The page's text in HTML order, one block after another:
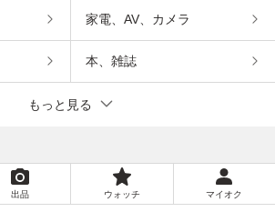
家電、AV、カメラ
本、雑誌
もっと見る
出品 ウォッチ マイオク